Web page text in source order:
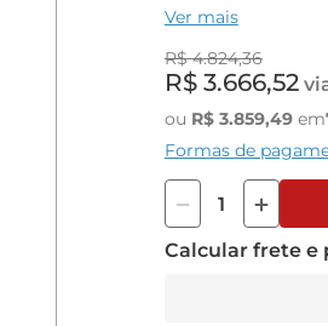
Características
Eletrodo
necessite
• Faixa de medição
• Faixa de
• Eletrólito de
• Resistência da
Ver mais
R$ 4.824,36
R$ 3.666,52
ou R$ 3.859,49em
Formas de
Calcular frete e